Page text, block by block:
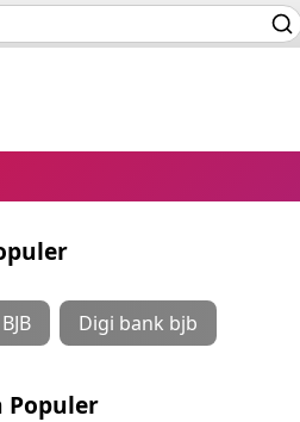
Digi bank bjb
Populer